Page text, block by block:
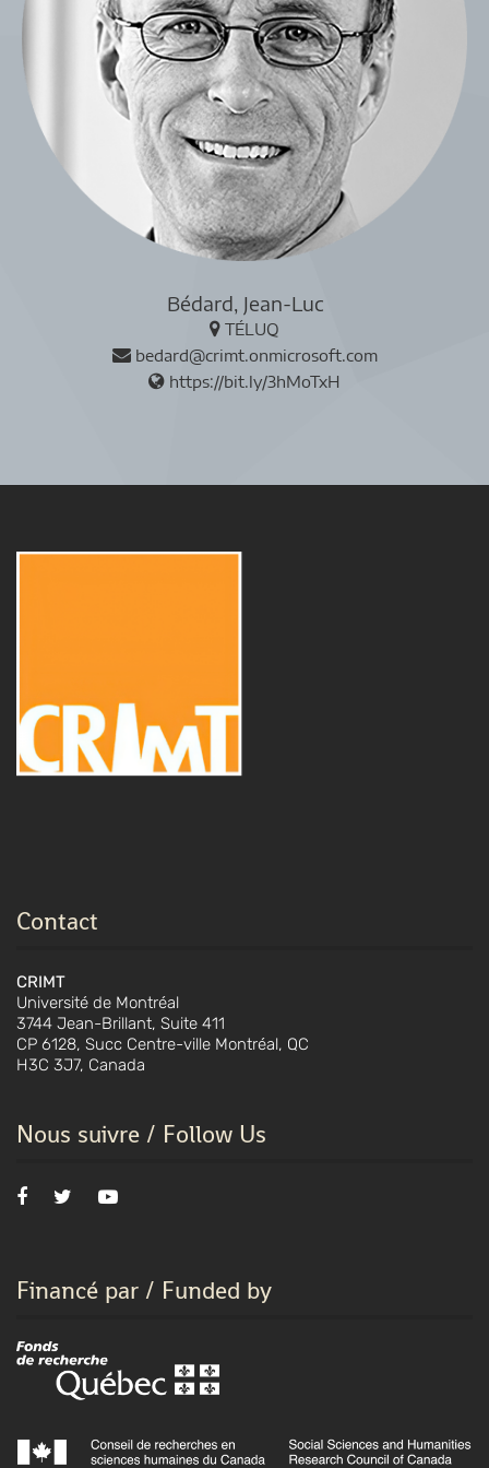
Bédard, Jean-Luc
TÉLUQ
bedard@crimt.onmicrosoft.com
https://bit.ly/3hMoTxH
Contact
CRIMT
Université de Montréal
3744 Jean-Brillant, Suite 411
CP 6128, Succ Centre-ville Montréal, QC
H3C 3J7, Canada
Nous suivre / Follow Us
Financé par / Funded by